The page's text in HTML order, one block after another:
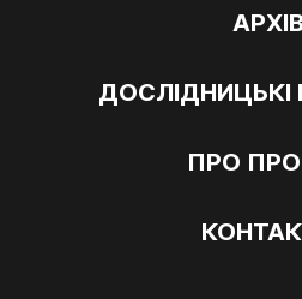
АРХІВ
ДОСЛІДНИЦЬКІ
ПРО